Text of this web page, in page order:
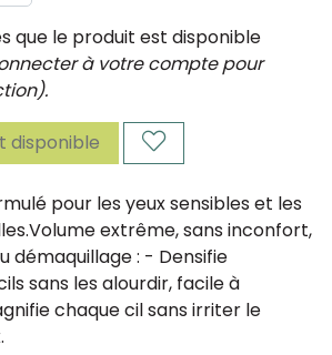
que le produit est disponible
à votre compte pour
disponible
pour les yeux sensibles et les
Volume extrême, sans inconfort,
démaquillage : - Densifie
sans les alourdir, facile à
chaque cil sans irriter le